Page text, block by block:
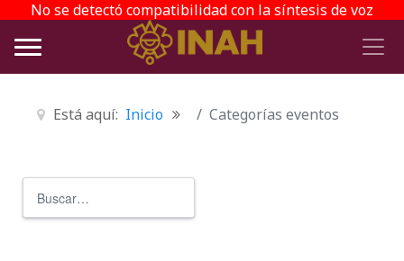
No se detectó compatibilidad con la síntesis de voz
Está aquí: Inicio Categorías eventos